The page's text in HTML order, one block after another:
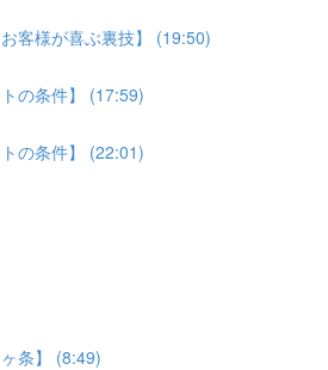
客様が喜ぶ裏技】 (19:50)
の条件】 (17:59)
の条件】 (22:01)
条】 (8:49)